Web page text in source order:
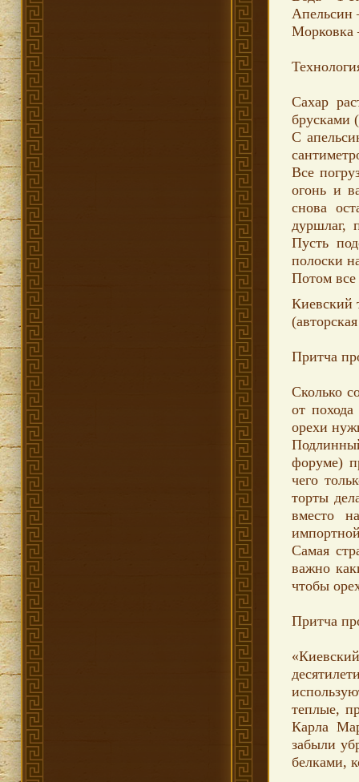
Апельсин
Морковка
Сахар
брусками
С
Все
огонь и
снова
дуршлаг,
Пусть
полоски
Потом
Киевский
Притча
Сколько
от
орехи
форуме)
чего
торты
вместо
Самая
важно
чтобы
Притча
теплые,
Карла
забыли
белками,